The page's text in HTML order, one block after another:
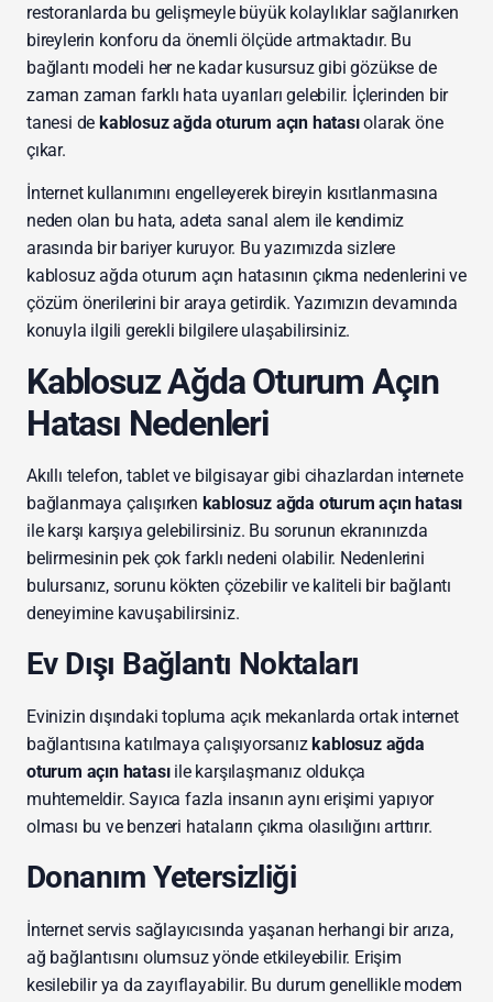
restoranlarda bu gelişmeyle büyük kolaylıklar sağlanırken
bireylerin konforu da önemli ölçüde artmaktadır. Bu
bağlantı modeli her ne kadar kusursuz gibi gözükse de
zaman zaman farklı hata uyarıları gelebilir. İçlerinden bir
tanesi de kablosuz ağda oturum açın hatasıolarak öne
çıkar.
İnternet kullanımını engelleyerek bireyin kısıtlanmasına
neden olan bu hata, adeta sanal alem ile kendimiz
arasında bir bariyer kuruyor. Bu yazımızda sizlere
kablosuz ağda oturum açın hatasının çıkma nedenlerini ve
çözüm önerilerini bir araya getirdik. Yazımızın devamında
konuyla ilgili gerekli bilgilere ulaşabilirsiniz.
Kablosuz Ağda Oturum Açın
Hatası Nedenleri
Akıllı telefon, tablet ve bilgisayar gibi cihazlardan internete
bağlanmaya çalışırken kablosuz ağda oturum açın hatası
ile karşı karşıya gelebilirsiniz. Bu sorunun ekranınızda
belirmesinin pek çok farklı nedeni olabilir. Nedenlerini
bulursanız, sorunu kökten çözebilir ve kaliteli bir bağlantı
deneyimine kavuşabilirsiniz.
Ev Dışı Bağlantı Noktaları
Evinizin dışındaki topluma açık mekanlarda ortak internet
bağlantısına katılmaya çalışıyorsanızkablosuz ağda
oturum açın hatası ile karşılaşmanız oldukça
muhtemeldir. Sayıca fazla insanın aynı erişimi yapıyor
olması bu ve benzeri hataların çıkma olasılığını arttırır.
Donanım Yetersizliği
İnternet servis sağlayıcısında yaşanan herhangi bir arıza,
ağ bağlantısını olumsuz yönde etkileyebilir. Erişim
kesilebilir ya da zayıflayabilir. Bu durum genellikle modem